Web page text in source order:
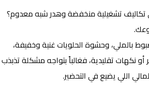
تكاليف تشغيلية منخفضة وهدر شبه معدوم؟
بالملي، وحشوة الحلويات غنية وخفيفة،
نكهات تقليدية، فغالباً بتواجه مشكلة تذبذب
اللي يضيع في التحضير.